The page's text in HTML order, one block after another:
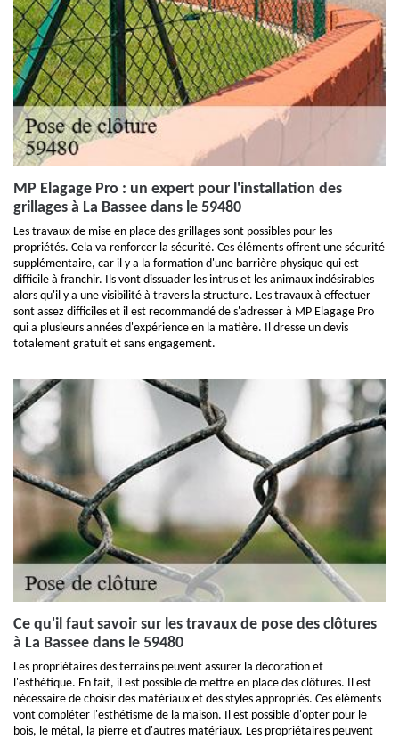
MP Elagage Pro : un expert pour l'installation des
grillages à La Bassee dans le 59480
Les travaux de mise en place des grillages sont possibles pour les
propriétés. Cela va renforcer la sécurité. Ces éléments offrent une sécurité
supplémentaire, car il y a la formation d'une barrière physique qui est
difficile à franchir. Ils vont dissuader les intrus et les animaux indésirables
alors qu'il y a une visibilité à travers la structure. Les travaux à effectuer
sont assez difficiles et il est recommandé de s'adresser à MP Elagage Pro
qui a plusieurs années d'expérience en la matière. Il dresse un devis
totalement gratuit et sans engagement.
Ce qu'il faut savoir sur les travaux de pose des clôtures
à La Bassee dans le 59480
Les propriétaires des terrains peuvent assurer la décoration et
l'esthétique. En fait, il est possible de mettre en place des clôtures. Il est
nécessaire de choisir des matériaux et des styles appropriés. Ces éléments
vont compléter l'esthétisme de la maison. Il est possible d'opter pour le
bois, le métal, la pierre et d'autres matériaux. Les propriétaires peuvent